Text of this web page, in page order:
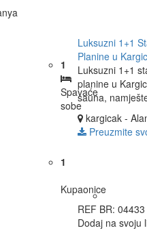
1
Spavaće
sobe
1
Kupaonice
Luksuzni 1+1
Planine u
Luksuzni 1+1
planine u
sauna,
kargicak -
Preuzmite
REF BR: 04433
Dodaj na svoju